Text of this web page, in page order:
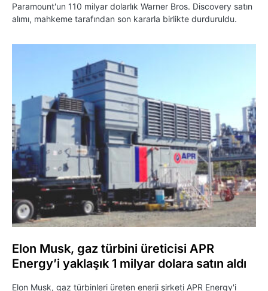
Paramount'un 110 milyar dolarlık Warner Bros. Discovery satın
alımı, mahkeme tarafından son kararla birlikte durduruldu.
Elon Musk, gaz türbini üreticisi APR
Energy’i yaklaşık 1 milyar dolara satın aldı
Elon Musk, gaz türbinleri üreten enerji şirketi APR Energy'i